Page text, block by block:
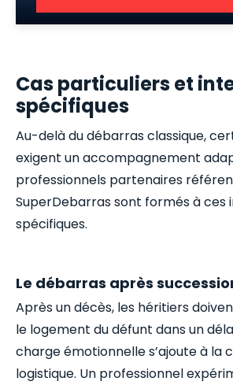
Cas particuliers et
spécifiques
Au-delà du débarras classique,
exigent un accompagnement
professionnels partenaires
SuperDebarras sont formés à ces
spécifiques.
Le débarras après
Après un décès, les héritiers
le logement du défunt dans un
charge émotionnelle s’ajoute à la
logistique. Un professionnel